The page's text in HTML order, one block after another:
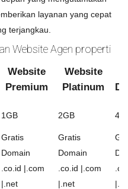
layanan yang cepat
terjangkau.
Website Agen properti
Website
Premium
Website
Platinum
1GB 2GB
Gratis
Domain
.co.id |.com
|.net
Gratis
Domain
.co.id |.com
|.net